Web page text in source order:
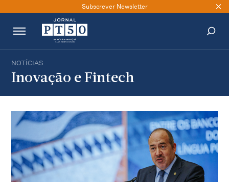
Subscrever Newsletter
NOTÍCIAS
Inovação e Fintech